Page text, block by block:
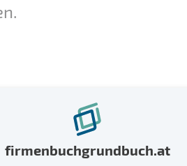
firmenbuchgrundbuch.at